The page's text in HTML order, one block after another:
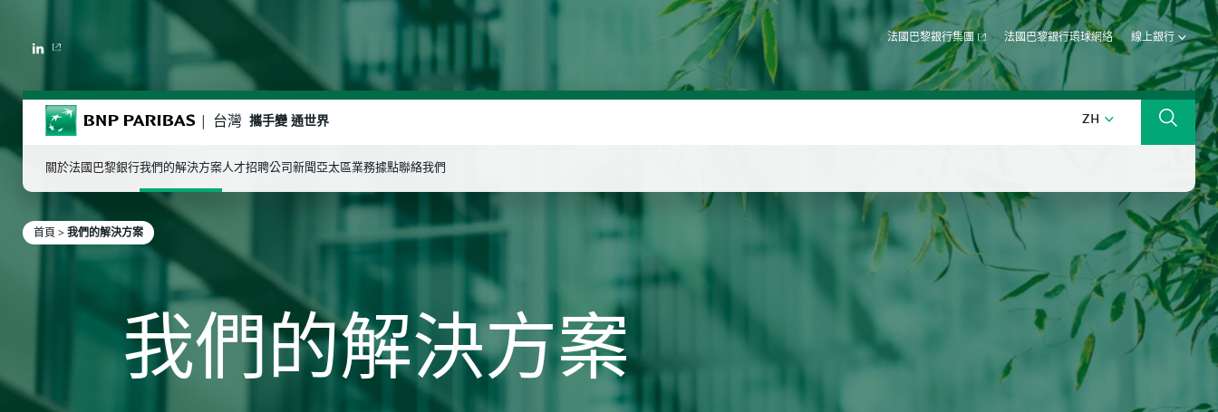
LINKEDIN
法國巴黎銀行集團 法國巴黎銀行環球網絡 線上銀行
BNP Paribas 台灣 攜手變 通世界 ZH 中文 (台灣) 搜索
輸入字詞作搜索 搜索
關於法國巴黎銀行我們的解決方案人才招聘公司新聞 亞太區業務據點聯絡我們
首頁 >我們的解決方案
我們的解決方案